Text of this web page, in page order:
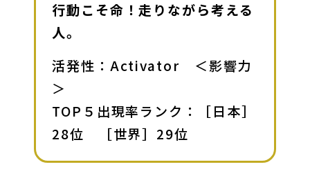
行動こそ命！走りながら考える
人。
活発性：Activator　＜影響力
＞
TOP５出現率ランク：［日本］
28位　［世界］29位